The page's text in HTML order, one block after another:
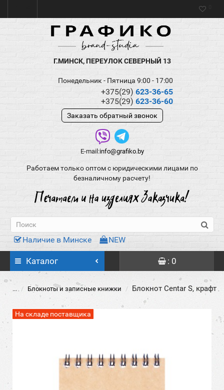
Г.МИНСК, ПЕРЕУЛОК СЕВЕРНЫЙ 13
Понедельник - Пятница 9:00 - 17:00
+375(29) 623-36-65
+375(29) 623-36-60
Заказать обратный звонок
E-mail:info@grafiko.by
Работаем только оптом с юридическими лицами по
безналичному расчету!
Наличие в Минске NEW
Каталог : 0
... Блокноты и записные книжки Блокнот Centar S, крафт
На складе поставщика